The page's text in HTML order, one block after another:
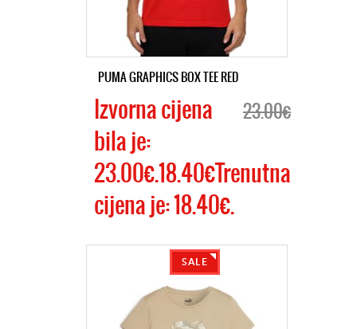
PUMA GRAPHICS BOX TEE RED
23.00€
Izvorna cijena
bila je:
23.00€.18.40€Trenutna
cijena je: 18.40€.
SALE